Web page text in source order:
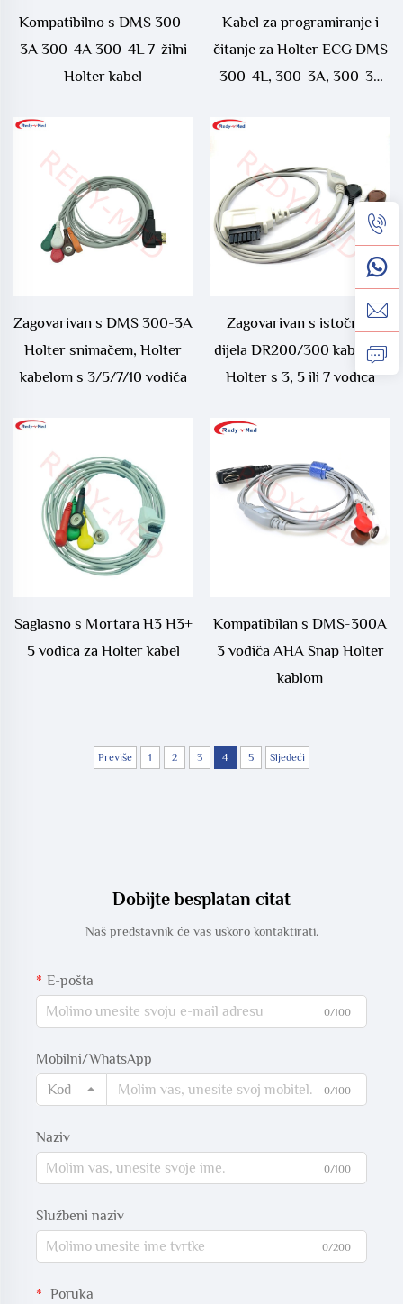
Kompatibilno s DMS 300-
3A 300-4A 300-4L 7-žilni
Holter kabel
Kabel za programiranje i
čitanje za Holter ECG DMS
300-4L, 300-3A, 300-3P
Zagovarivan s DMS 300-3A
Holter snimačem, Holter
kabelom s 3/5/7/10 vodiča
Zagovarivan s istočnog
dijela DR200/300 kabelom
Holter s 3, 5 ili 7 vodica
Saglasno s Mortara H3 H3+
5 vodica za Holter kabel
Kompatibilan s DMS-300A
3 vodiča AHA Snap Holter
kablom
Previše 1 2 3 4 5 Sljedeći
Dobijte besplatan citat
Naš predstavnik će vas uskoro kontaktirati.
E-pošta
0/100
Mobilni/WhatsApp
Kod
0/100
Naziv
0/100
Službeni naziv
0/200
Poruka